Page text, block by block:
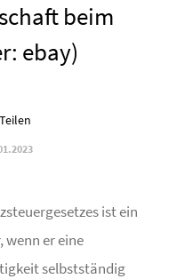
beim
ebay)
ist ein
er eine
selbstständig